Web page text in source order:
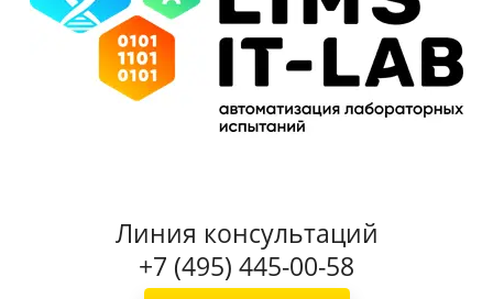
Линия консультаций
+7 (495) 445-00-58